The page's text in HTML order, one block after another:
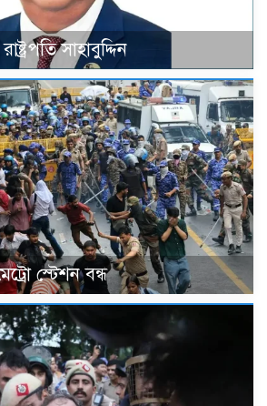
সাহাবুদ্দিন
স্টেশন বন্ধ